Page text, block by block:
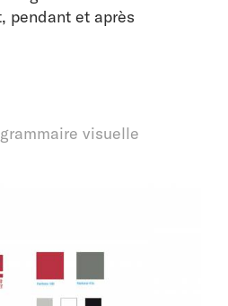
pendant et après
visuelle